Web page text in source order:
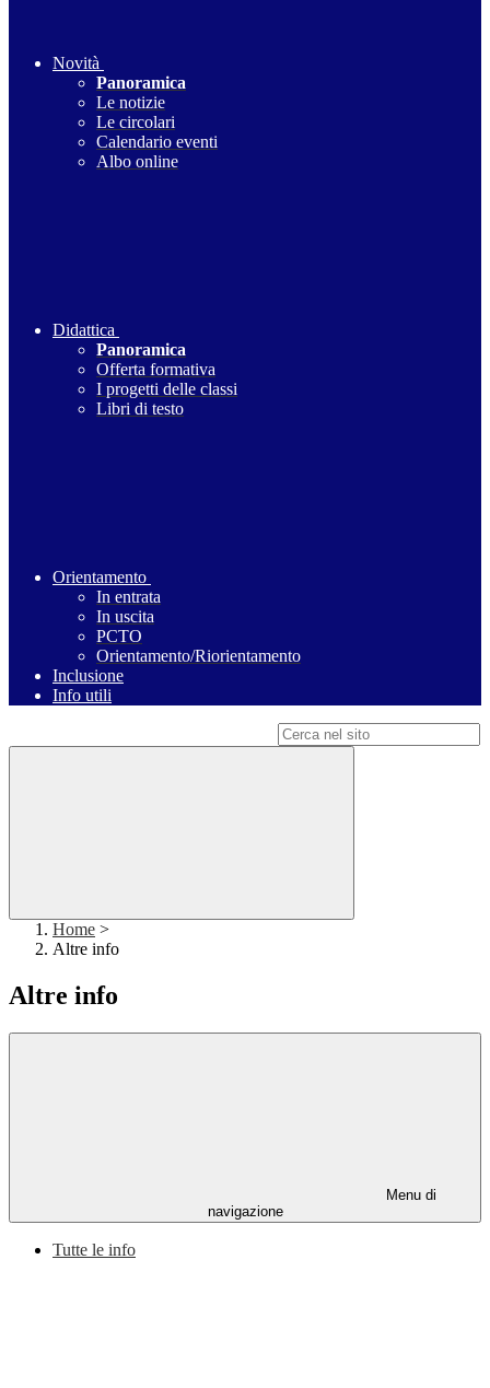
Novità
Panoramica
Le notizie
Le circolari
Calendario eventi
Albo online
Didattica
Panoramica
Offerta formativa
I progetti delle classi
Libri di testo
Orientamento
In entrata
In uscita
PCTO
Orientamento/Riorientamento
Inclusione
Info utili
Home >
Altre info
Altre info
Menu di
navigazione
Tutte le info